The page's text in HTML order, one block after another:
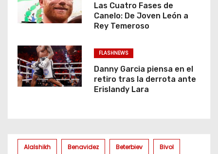
Las Cuatro Fases de
Canelo: De Joven León a
Rey Temeroso
FLASHNEWS
Danny Garcia piensa en el
retiro tras la derrota ante
Erislandy Lara
Alalshikh Benavidez Beterbiev Bivol